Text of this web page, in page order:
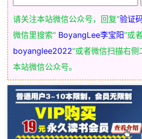
请关注本站微信公众号，回复“验证
微信里搜索“ BoyangLee李宝阳”或
boyanglee2022”或者微信扫描右
本站微信公众号。